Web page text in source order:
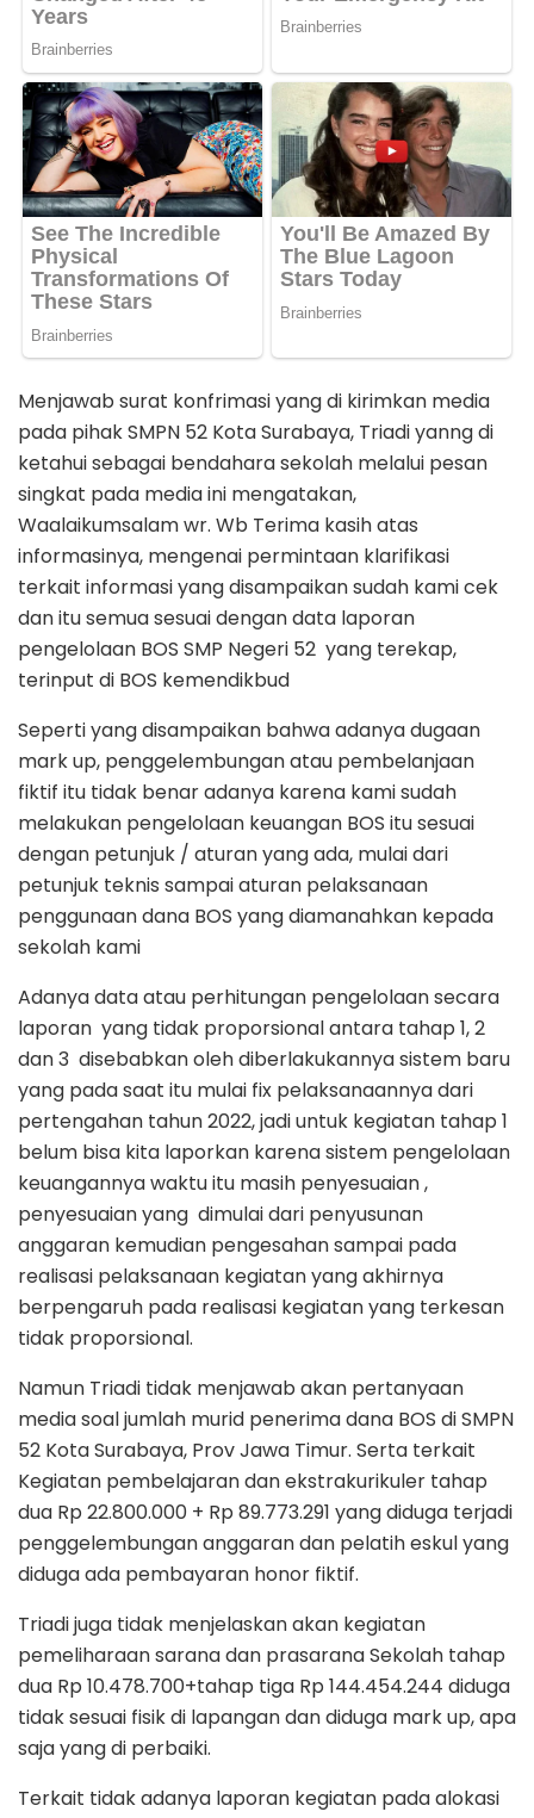
Menjawab surat konfrimasi yang di kirimkan media
pada pihak SMPN 52 Kota Surabaya, Triadi yanng di
ketahui sebagai bendahara sekolah melalui pesan
singkat pada media ini mengatakan,
Waalaikumsalam wr. Wb Terima kasih atas
informasinya, mengenai permintaan klarifikasi
terkait informasi yang disampaikan sudah kami cek
dan itu semua sesuai dengan data laporan
pengelolaan BOS SMP Negeri 52 yang terekap,
terinput di BOS kemendikbud
Seperti yang disampaikan bahwa adanya dugaan
mark up, penggelembungan atau pembelanjaan
fiktif itu tidak benar adanya karena kami sudah
melakukan pengelolaan keuangan BOS itu sesuai
dengan petunjuk / aturan yang ada, mulai dari
petunjuk teknis sampai aturan pelaksanaan
penggunaan dana BOS yang diamanahkan kepada
sekolah kami
Adanya data atau perhitungan pengelolaan secara
laporan yang tidak proporsional antara tahap 1, 2
dan 3 disebabkan oleh diberlakukannya sistem baru
yang pada saat itu mulai fix pelaksanaannya dari
pertengahan tahun 2022, jadi untuk kegiatan tahap 1
belum bisa kita laporkan karena sistem pengelolaan
keuangannya waktu itu masih penyesuaian ,
penyesuaian yang dimulai dari penyusunan
anggaran kemudian pengesahan sampai pada
realisasi pelaksanaan kegiatan yang akhirnya
berpengaruh pada realisasi kegiatan yang terkesan
tidak proporsional.
Namun Triadi tidak menjawab akan pertanyaan
media soal jumlah murid penerima dana BOS di SMPN
52 Kota Surabaya, Prov Jawa Timur. Serta terkait
Kegiatan pembelajaran dan ekstrakurikuler tahap
dua Rp 22.800.000 + Rp 89.773.291 yang diduga terjadi
penggelembungan anggaran dan pelatih eskul yang
diduga ada pembayaran honor fiktif.
Triadi juga tidak menjelaskan akan kegiatan
pemeliharaan sarana dan prasarana Sekolah tahap
dua Rp 10.478.700+tahap tiga Rp 144.454.244 diduga
tidak sesuai fisik di lapangan dan diduga mark up, apa
saja yang di perbaiki.
Terkait tidak adanya laporan kegiatan pada alokasi